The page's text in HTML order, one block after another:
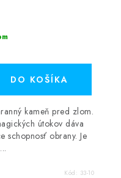
DO KOŠÍKA
kameň pred zlom.
útokov dáva
schopnosť obrany. Je
Kód: 33-10